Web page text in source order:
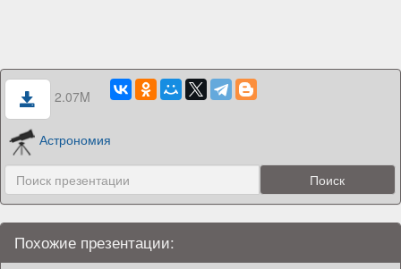
2.07M
Астрономия
Похожие презентации: